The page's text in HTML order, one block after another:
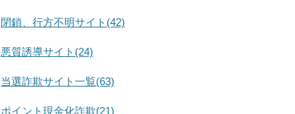
閉鎖、行方不明サイト(42)
悪質誘導サイト(24)
当選詐欺サイト一覧(63)
ポイント現金化詐欺(21)